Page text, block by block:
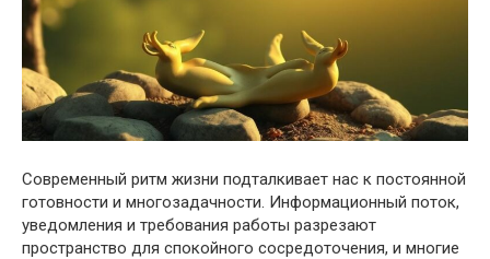
Современный ритм жизни подталкивает нас к постоянной
готовности и многозадачности. Информационный поток,
уведомления и требования работы разрезают
пространство для спокойного сосредоточения, и многие